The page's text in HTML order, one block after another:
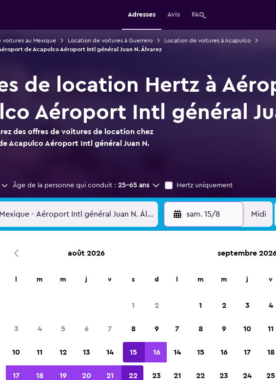
Adresses Avis FAQ
voitures au Mexique Location de voitures à Guerrero
Location de voitures à Acapulco
de Acapulco Aéroport Intl général Juan N. Álvarez
de location Hertz à
Aéroport Intl général
des offres de voitures de location chez
Acapulco Aéroport Intl général Juan N.
Âge de la personne qui conduit : 25-65 ans Hertz uniquement
sam. 15/8 Midi
2023
août 2026
m m j v s d
1 2
3 4 5 6 7 8 9
10 11 12 13 14 15 16
17 18 19 20 21 22 23
septembre
m m j v
1 2 3 4
7 8 9 10 11
14 15 16 17 18
21 22 23 24 25